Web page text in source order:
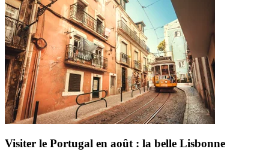
Visiter le Portugal en août : la belle Lisbonne